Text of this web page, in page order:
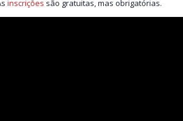
inscrições são gratuitas, mas obrigatórias.